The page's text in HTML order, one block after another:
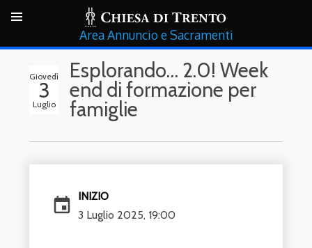
Annuncio e Sacramenti
Giovedì
3
Luglio
Esplorando… 2.0! Week
end di formazione per
famiglie
event
INIZIO
3 Luglio 2025, 19:00